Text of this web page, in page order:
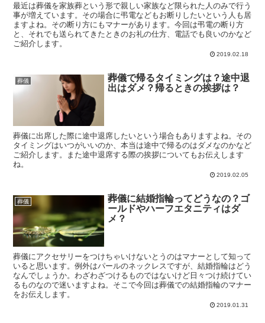
最近は葬儀を家族葬という形で親しい家族など限られた人のみで行う
事が増えています。その場合に弔電などもお断りしたいという人も居
ますよね。その断り方にもマナーがあります。今回は弔電の断り方
と、それでも送られてきたときのお礼の仕方、電話でも良いのかなど
ご紹介します。
2019.02.18
葬儀
葬儀で帰るタイミングは？途中退
出はダメ？帰るときの挨拶は？
葬儀に出席した際に途中退席したいという場合もありますよね。その
タイミングはいつがいいのか、本当は途中で帰るのはダメなのかなど
ご紹介します。また途中退席する際の挨拶についてもお伝えします
ね。
2019.02.05
葬儀
葬儀に結婚指輪ってどうなの？ゴ
ールドやハーフエタニティはダ
メ？
葬儀にアクセサリーをつけちゃいけないとうのはマナーとして知って
いると思います。例外はパールのネックレスですが、結婚指輪はどう
なんでしょうか。わざわざつけるものではないけど日々つけ続けてい
るものなので迷いますよね。そこで今回は葬儀での結婚指輪のマナー
をお伝えします。
2019.01.31